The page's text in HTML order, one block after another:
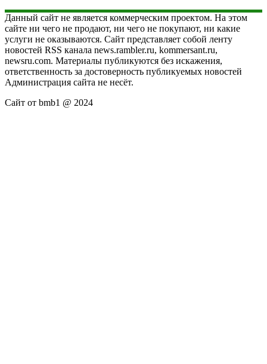
Данный сайт не является коммерческим проектом. На этом
сайте ни чего не продают, ни чего не покупают, ни какие
услуги не оказываются. Сайт представляет собой ленту
новостей RSS канала news.rambler.ru, kommersant.ru,
newsru.com. Материалы публикуются без искажения,
ответственность за достоверность публикуемых новостей
Администрация сайта не несёт.
Сайт от bmb1 @ 2024